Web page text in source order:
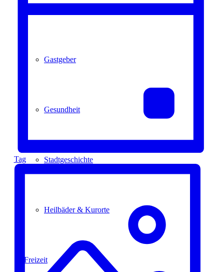
Gastgeber
Gesundheit
Stadtgeschichte
Heilbäder & Kurorte
Freizeit
Tag